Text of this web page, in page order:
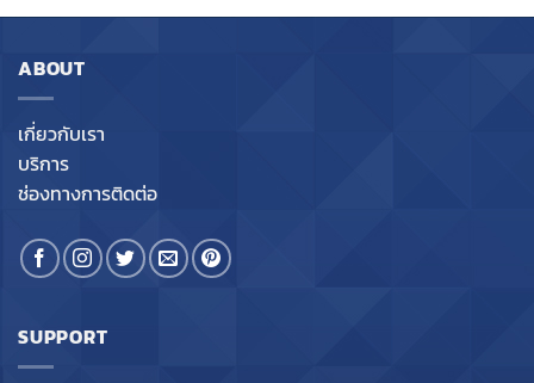
ABOUT
เกี่ยวกับเรา
บริการ
ช่องทางการติดต่อ
SUPPORT